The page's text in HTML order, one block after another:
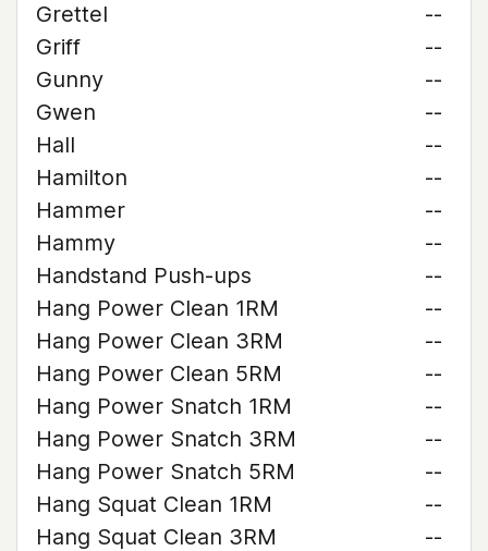
Grettel
--
Griff
--
Gunny
--
Gwen
--
Hall
--
Hamilton
--
Hammer
--
Hammy
--
Handstand Push-ups
--
Hang Power Clean 1RM
--
Hang Power Clean 3RM
--
Hang Power Clean 5RM
--
Hang Power Snatch 1RM
--
Hang Power Snatch 3RM
--
Hang Power Snatch 5RM
--
Hang Squat Clean 1RM
--
Hang Squat Clean 3RM
--